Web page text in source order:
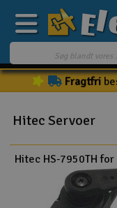
Ugens tilbud
Outlet
Mine
Gavekort
3D-print
Fragtfri
Hitec Servoer
Hitec HS-7950TH